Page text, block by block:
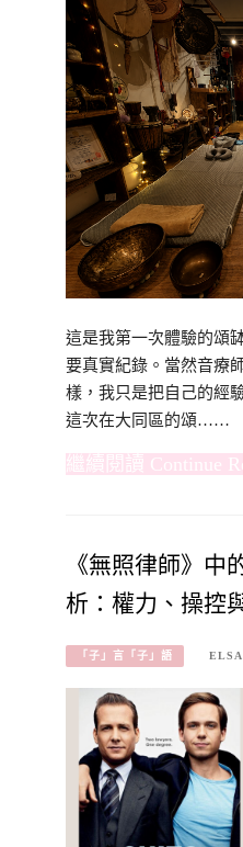
這是我第一次體驗的頌
要真實紀錄。當然音療
樣，我只是把自己的經
這次在大同區的頌……
Continue
《無照律師》中
析：權力、操控
「子」言「子」語